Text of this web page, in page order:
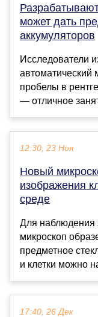
может дать
аккумуляторов
Исследователи
автоматический
пробелы в
— отличное
12:30, 23 Ноя
Новый
изображения
среде
Для наблюдения
микроскоп
предметное
и клетки можно
17:40, 26 Дек